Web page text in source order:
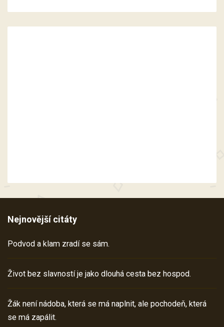
Nejnovější citáty
Podvod a klam zradí se sám.
Život bez slavností je jako dlouhá cesta bez hospod.
Žák není nádoba, která se má naplnit, ale pochodeň, která
se má zapálit.